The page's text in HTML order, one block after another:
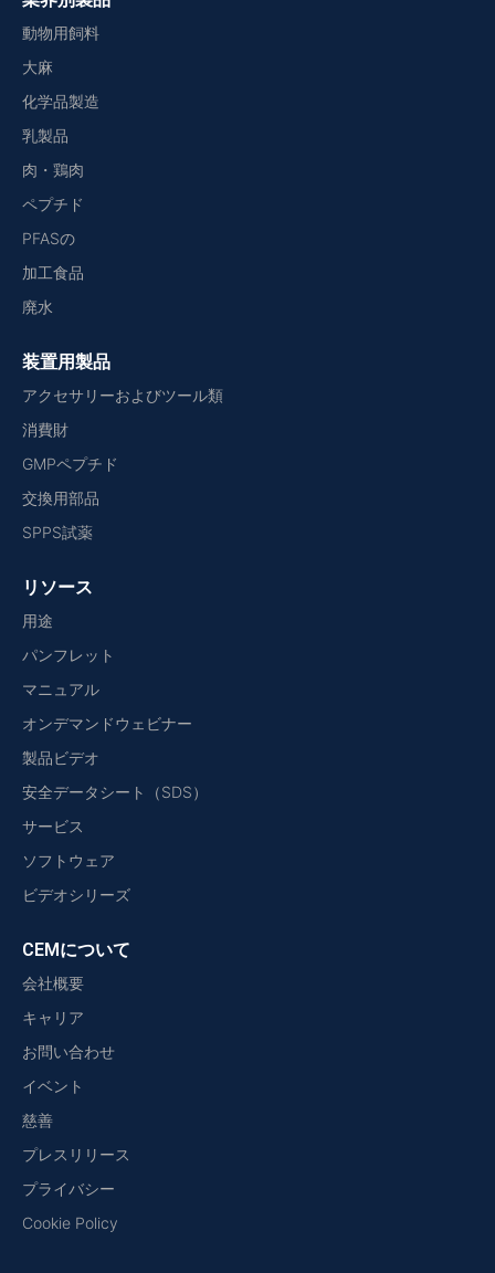
動物用飼料
大麻
化学品製造
乳製品
肉・鶏肉
ペプチド
PFASの
加工食品
廃水
装置用製品
アクセサリーおよびツール類
消費財
GMPペプチド
交換用部品
SPPS試薬
リソース
用途
パンフレット
マニュアル
オンデマンドウェビナー
製品ビデオ
安全データシート（SDS）
サービス
ソフトウェア
ビデオシリーズ
CEMについて
会社概要
キャリア
お問い合わせ
イベント
慈善
プレスリリース
プライバシー
Cookie Policy